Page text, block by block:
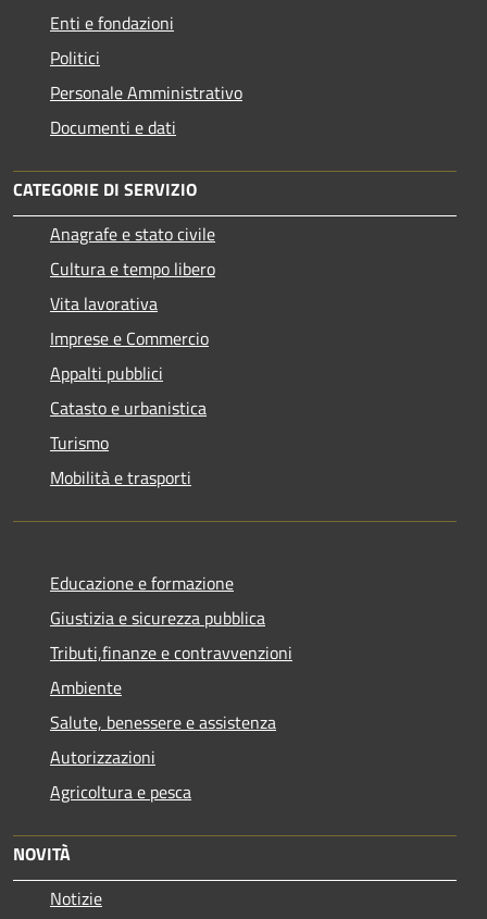
Enti e fondazioni
Politici
Personale Amministrativo
Documenti e dati
CATEGORIE DI SERVIZIO
Anagrafe e stato civile
Cultura e tempo libero
Vita lavorativa
Imprese e Commercio
Appalti pubblici
Catasto e urbanistica
Turismo
Mobilità e trasporti
Educazione e formazione
Giustizia e sicurezza pubblica
Tributi,finanze e contravvenzioni
Ambiente
Salute, benessere e assistenza
Autorizzazioni
Agricoltura e pesca
NOVITÀ
Notizie